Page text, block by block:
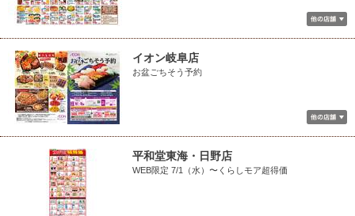
イオン岐阜店
お盆ごちそう予約
平和堂東海・日野店
WEB限定 7/1（水）〜くらしモア超得価